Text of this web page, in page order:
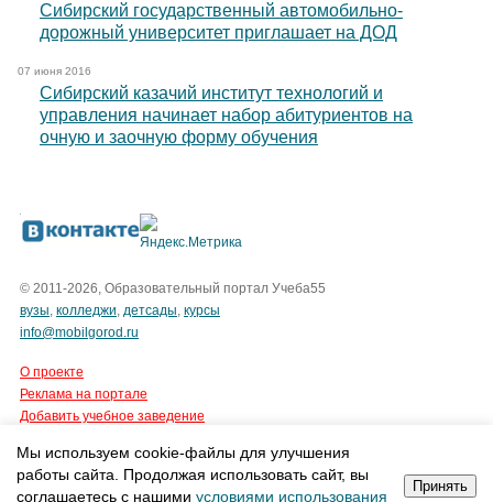
Сибирский государственный автомобильно-
дорожный университет приглашает на ДОД
07 июня 2016
Сибирский казачий институт технологий и
управления начинает набор абитуриентов на
очную и заочную форму обучения
© 2011-2026, Образовательный портал Учеба55
вузы, колледжи, детсады, курсы
info@mobilgorod.ru
О проекте
Реклама на портале
Добавить учебное заведение
Все права защищены.
Интернет-агентство Tian Group
Мы используем cookie-файлы для улучшения
работы сайта. Продолжая использовать сайт, вы
соглашаетесь с нашими условиями использования
Принять